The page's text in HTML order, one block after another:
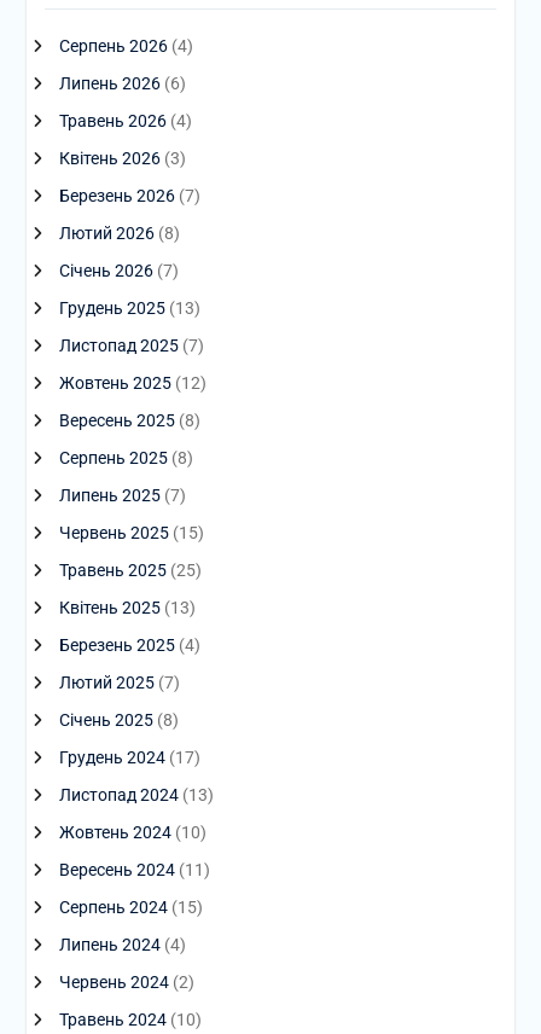
Серпень 2026(4)
Липень 2026(6)
Травень 2026(4)
Квітень 2026(3)
Березень 2026(7)
Лютий 2026(8)
Січень 2026(7)
Грудень 2025(13)
Листопад 2025(7)
Жовтень 2025(12)
Вересень 2025(8)
Серпень 2025(8)
Липень 2025(7)
Червень 2025(15)
Травень 2025(25)
Квітень 2025(13)
Березень 2025(4)
Лютий 2025(7)
Січень 2025(8)
Грудень 2024(17)
Листопад 2024(13)
Жовтень 2024(10)
Вересень 2024(11)
Серпень 2024(15)
Липень 2024(4)
Червень 2024(2)
Травень 2024(10)